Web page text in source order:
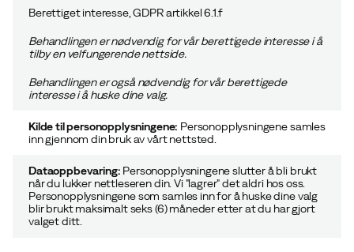
Berettiget interesse, GDPR artikkel 6.1.f
Behandlingen er nødvendig for vårberettigede interessei å
tilby en velfungerende nettside.
Behandlingen er også nødvendig for vår berettigede
interesse i å huske dine valg.
Kilde til personopplysningene: Personopplysningene samles
inn gjennom din bruk av vårt nettsted.
Dataoppbevaring: Personopplysningene slutter å bli brukt
når du lukker nettleseren din. Vi "lagrer" det aldri hos oss.
Personopplysningene som samles inn for å huske dine valg
blir brukt maksimalt seks (6) måneder etter at du har gjort
valget ditt.